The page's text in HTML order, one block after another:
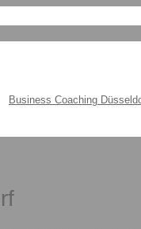
Business Coaching